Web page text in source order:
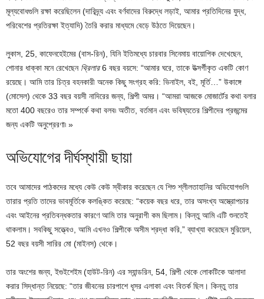
মূল্যবোধগুলি রক্ষা করেছিলেন (দারিদ্র্য এবং বর্ণবাদের বিরুদ্ধে লড়াই, আমার প্রতিদিনের যুদ্ধ,
পরিবেশের প্রতিরক্ষা ইত্যাদি) তৈরি করার মাধ্যমে বেড়ে উঠতে দিয়েছেন।
লুকাস, 25, কাফেনহেইমের (বাস-রিন), যিনি ইতিমধ্যে চারবার সিনেমায় বায়োপিক দেখেছেন,
শোনার ধাক্কা মনে রেখেছেন থ্রিলার6 বছর বয়সে: “আমার ঘরে, তাকে উত্সর্গীকৃত একটি কোণ
রয়েছে। আমি তার চিত্র বহনকারী অনেক কিছু সংগ্রহ করি: ভিনাইল, বই, মূর্তি…” উকাঙ্গে
(মোসেল) থেকে 33 বছর বয়সী নাদিরের জন্য, শিল্পী অমর। “আমরা আজকে মোজার্টের কথা বলার
মতো 400 বছরেও তার সম্পর্কে কথা বলব৷ অতীত, বর্তমান এবং ভবিষ্যতের শিল্পীদের প্রজন্মের
জন্য একটি অনুপ্রেরণা৷ »
অভিযোগের দীর্ঘস্থায়ী ছায়া
তবে আমাদের পাঠকদের মধ্যে কেউ কেউ স্বীকার করেছেন যে শিশু শ্লীলতাহানির অভিযোগগুলি
তারার প্রতি তাদের ভাবমূর্তিকে কলঙ্কিত করেছে: “কয়েক বছর ধরে, তার অসংখ্য অস্ত্রোপচার
এবং আইনের প্রতিবন্ধকতার কারণে আমি তার অনুরাগী কম ছিলাম। কিন্তু আমি এটি শুনতেই
থাকলাম। সবকিছু সত্ত্বেও, আমি এখনও শিল্পীকে অসীম শ্রদ্ধা করি,” ব্যাখ্যা করেছেন মুরিয়েল,
52 বছর বয়সী সারির মো (মাইনস) থেকে।
তার অংশের জন্য, ইগুইশেইম (হাউট-রিন) এর স্যান্ডরিন, 54, শিল্পী থেকে লোকটিকে আলাদা
করার সিদ্ধান্ত নিয়েছে: “তার জীবনের চারপাশে ধূসর এলাকা এবং বিতর্ক ছিল। কিন্তু তার